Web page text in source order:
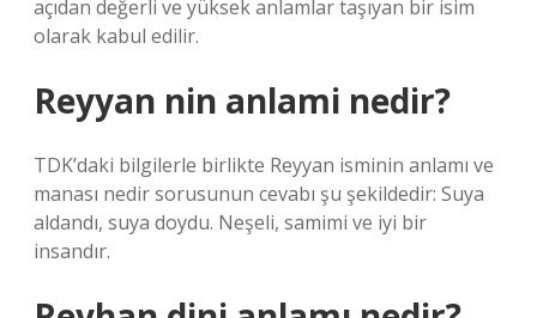
açıdan değerli ve yüksek anlamlar taşıyan bir isim
olarak kabul edilir.
Reyyan nin anlami nedir?
TDK’daki bilgilerle birlikte Reyyan isminin anlamı ve
manası nedir sorusunun cevabı şu şekildedir: Suya
aldandı, suya doydu. Neşeli, samimi ve iyi bir
insandır.